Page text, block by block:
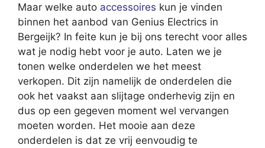
Maar welke auto accessoires kun je vinden
binnen het aanbod van Genius Electrics in
Bergeijk? In feite kun je bij ons terecht voor alles
wat je nodig hebt voor je auto. Laten we je
tonen welke onderdelen we het meest
verkopen. Dit zijn namelijk de onderdelen die
ook het vaakst aan slijtage onderhevig zijn en
dus op een gegeven moment wel vervangen
moeten worden. Het mooie aan deze
onderdelen is dat ze vrij eenvoudig te